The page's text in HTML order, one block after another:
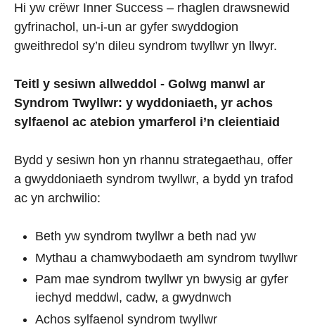
Hi yw crëwr Inner Success – rhaglen drawsnewid
gyfrinachol, un-i-un ar gyfer swyddogion
gweithredol sy’n dileu syndrom twyllwr yn llwyr.
Teitl y sesiwn allweddol - Golwg manwl ar
Syndrom Twyllwr: y wyddoniaeth, yr achos
sylfaenol ac atebion ymarferol i’n cleientiaid
Bydd y sesiwn hon yn rhannu strategaethau, offer
a gwyddoniaeth syndrom twyllwr, a bydd yn trafod
ac yn archwilio:
Beth yw syndrom twyllwr a beth nad yw
Mythau a chamwybodaeth am syndrom twyllwr
Pam mae syndrom twyllwr yn bwysig ar gyfer
iechyd meddwl, cadw, a gwydnwch
Achos sylfaenol syndrom twyllwr